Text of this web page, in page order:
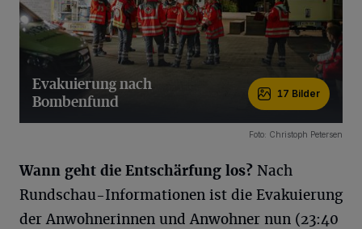
Evakuierung nach
Bombenfund
17 Bilder
Foto: Christoph Petersen
Wann geht die Entschärfung los? Nach
Rundschau-Informationen ist die Evakuierung
der Anwohnerinnen und Anwohner nun (23:40